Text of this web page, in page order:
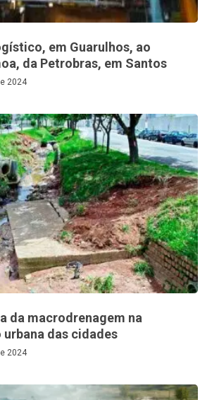
em Guarulhos, ao
da Petrobras, em Santos
2024
da macrodrenagem na
das cidades
2024